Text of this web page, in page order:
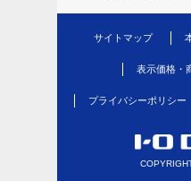
サイトマップ
表示価格・
プライバシーポリシー